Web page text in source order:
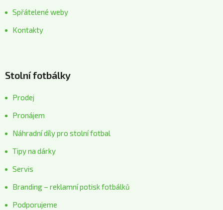
Spřátelené weby
Kontakty
Stolní fotbálky
Prodej
Pronájem
Náhradní díly pro stolní fotbal
Tipy na dárky
Servis
Branding – reklamní potisk fotbálků
Podporujeme